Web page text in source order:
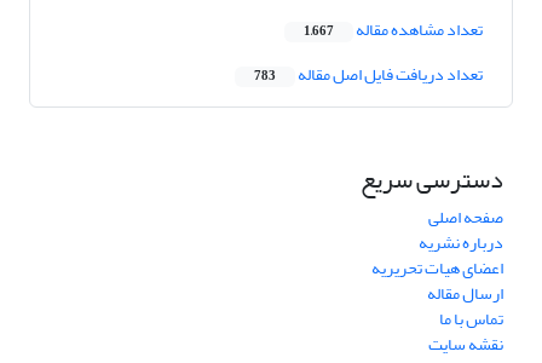
تعداد مشاهده مقاله 1,667
تعداد دریافت فایل اصل مقاله 783
دسترسی سریع
صفحه اصلی
درباره نشریه
اعضای هیات تحریریه
ارسال مقاله
تماس با ما
نقشه سایت